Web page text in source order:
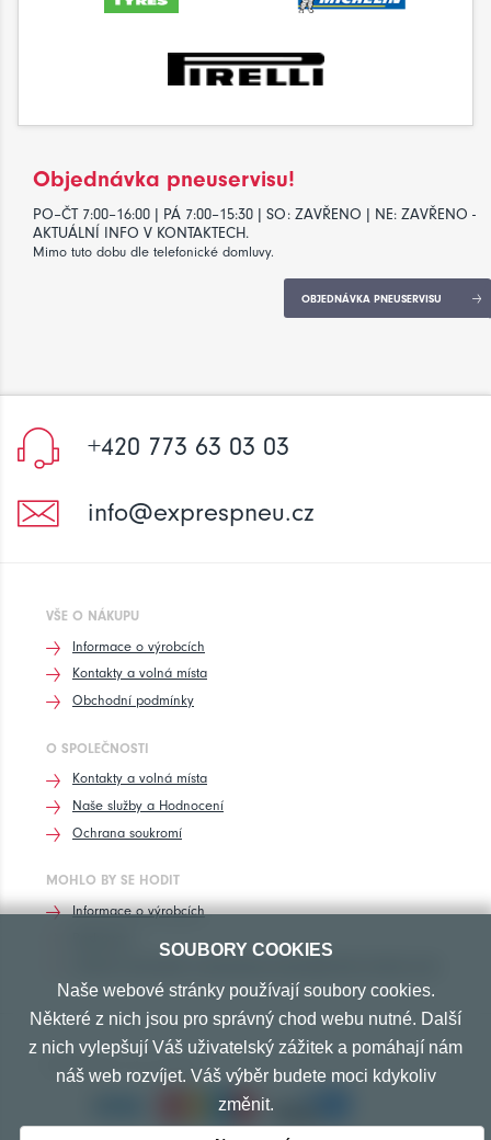
Objednávka pneuservisu!
PO–ČT 7:00–16:00 | PÁ 7:00–15:30 | SO: ZAVŘENO | NE: ZAVŘENO -
AKTUÁLNÍ INFO V KONTAKTECH.
Mimo tuto dobu dle telefonické domluvy.
OBJEDNÁVKA PNEUSERVISU
+420 773 63 03 03
info@exprespneu.cz
VŠE O NÁKUPU
Informace o výrobcích
Kontakty a volná místa
Obchodní podmínky
O SPOLEČNOSTI
Kontakty a volná místa
Naše služby a Hodnocení
Ochrana soukromí
MOHLO BY SE HODIT
Informace o výrobcích
PŘIJÍMÁME TYTO PLATBY
SOUBORY COOKIES
Naše webové stránky používají soubory cookies.
Některé z nich jsou pro správný chod webu nutné. Další
z nich vylepšují Váš uživatelský zážitek a pomáhají nám
náš web rozvíjet. Váš výběr budete moci kdykoliv
změnit.